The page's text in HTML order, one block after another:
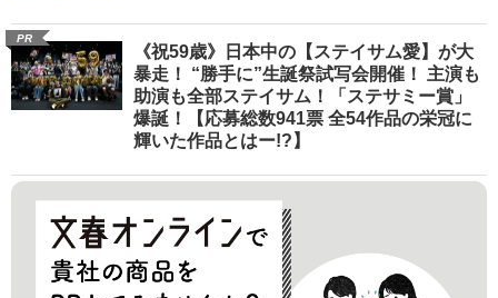
PR
《祝59歳》日本中の【ステイサム愛】が大
暴走！ “勝手に”生誕祭試写会開催！ 主演も
助演も全部ステイサム！「ステサミー賞」
爆誕！【応募総数941票 全54作品の栄冠に
輝いた作品とはー!?】